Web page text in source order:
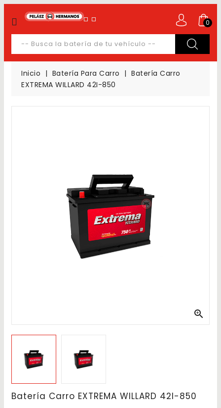
CATEGORY
Inicio
Baterías
Autopartes
0
Inicio Batería Para Carro
Batería Carro
EXTREMA WILLARD 42I-850

Batería Carro EXTREMA WILLARD 42I-850